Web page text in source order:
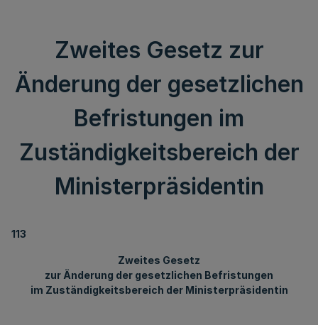
Zweites Gesetz zur
Änderung der gesetzlichen
Befristungen im
Zuständigkeitsbereich der
Ministerpräsidentin
113
Zweites Gesetz
zur Änderung der gesetzlichen Befristungen
im Zuständigkeitsbereich der Ministerpräsidentin